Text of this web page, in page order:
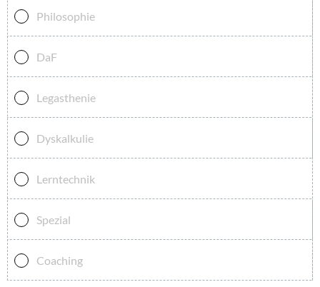
Philosophie
DaF
Legasthenie
Dyskalkulie
Lerntechnik
Spezial
Coaching